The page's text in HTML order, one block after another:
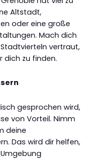
Altstadt,
oder eine große
Mach dich
vertraut,
dich zu finden.
gesprochen wird,
von Vorteil. Nimm
deine
Das wird dir helfen,